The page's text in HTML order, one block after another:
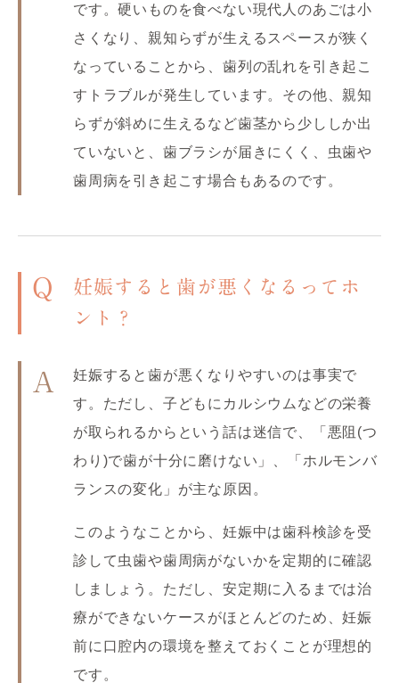
です。硬いものを食べない現代人のあごは小
さくなり、親知らずが生えるスペースが狭く
なっていることから、歯列の乱れを引き起こ
すトラブルが発生しています。その他、親知
らずが斜めに生えるなど歯茎から少ししか出
ていないと、歯ブラシが届きにくく、虫歯や
歯周病を引き起こす場合もあるのです。
Q
妊娠すると歯が悪くなるってホ
ント？
A
妊娠すると歯が悪くなりやすいのは事実で
す。ただし、子どもにカルシウムなどの栄養
が取られるからという話は迷信で、「悪阻(つ
わり)で歯が十分に磨けない」、「ホルモンバ
ランスの変化」が主な原因。
このようなことから、妊娠中は歯科検診を受
診して虫歯や歯周病がないかを定期的に確認
しましょう。ただし、安定期に入るまでは治
療ができないケースがほとんどのため、妊娠
前に口腔内の環境を整えておくことが理想的
です。